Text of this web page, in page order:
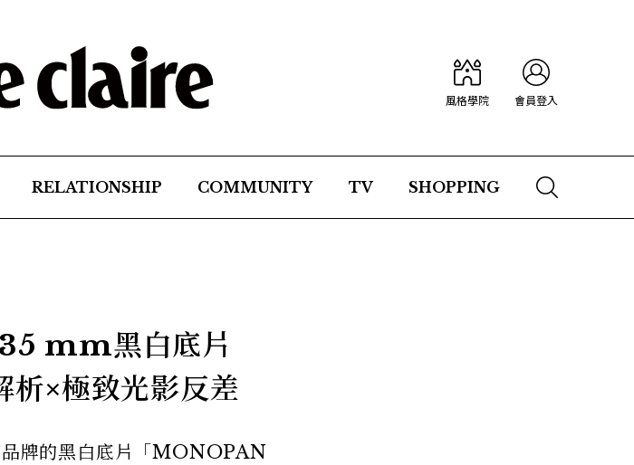
風格學院 會員登入
RELATIONSHIP COMMUNITY TV SHOPPING
35 mm黑白底片
×極致光影反差
牌的黑白底片「MONOPAN